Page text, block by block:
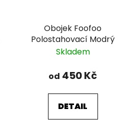
Obojek Foofoo
Polostahovací Modrý
Skladem
od 450 Kč
DETAIL